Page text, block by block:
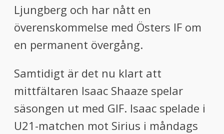
Ljungberg och har nått en
överenskommelse med Östers IF om
en permanent övergång.
Samtidigt är det nu klart att
mittfältaren Isaac Shaaze spelar
säsongen ut med GIF. Isaac spelade i
U21-matchen mot Sirius i måndags